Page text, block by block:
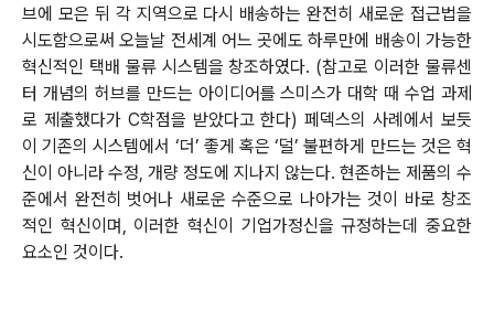
브에 모은 뒤 각 지역으로 다시 배송하는 완전히 새로운 접근법을
시도함으로써 오늘날 전세계 어느 곳에도 하루만에 배송이 가능한
혁신적인 택배 물류 시스템을 창조하였다. (참고로 이러한 물류센
터 개념의 허브를 만드는 아이디어를 스미스가 대학 때 수업 과제
로 제출했다가 C학점을 받았다고 한다) 페덱스의 사례에서 보듯
이 기존의 시스템에서 ‘더’ 좋게 혹은 ‘덜’ 불편하게 만드는 것은 혁
신이 아니라 수정, 개량 정도에 지나지 않는다. 현존하는 제품의 수
준에서 완전히 벗어나 새로운 수준으로 나아가는 것이 바로 창조
적인 혁신이며, 이러한 혁신이 기업가정신을 규정하는데 중요한
요소인 것이다.